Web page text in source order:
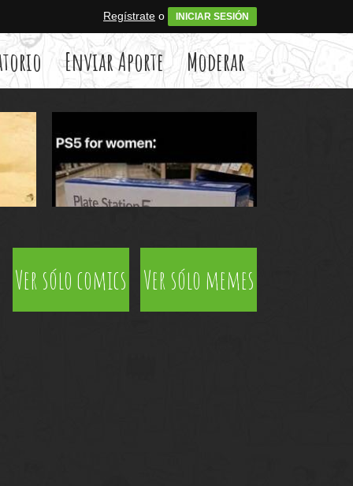
Regístrate o INICIAR SESIÓN
Enviar Aporte Moderar
Ver sólo comics Ver sólo memes